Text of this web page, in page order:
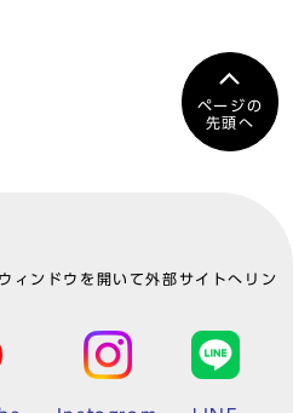
ページの
先頭へ
ィンドウを開いて外部サイトへリン